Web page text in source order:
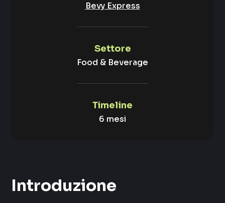
Bevy Express
Settore
Food & Beverage
Timeline
6 mesi
Introduzione